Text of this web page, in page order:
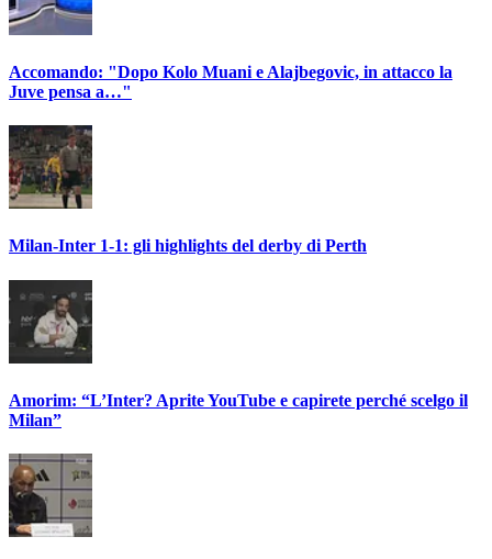
Accomando: "Dopo Kolo Muani e Alajbegovic, in attacco la
Juve pensa a…"
Milan-Inter 1-1: gli highlights del derby di Perth
Amorim: “L’Inter? Aprite YouTube e capirete perché scelgo il
Milan”